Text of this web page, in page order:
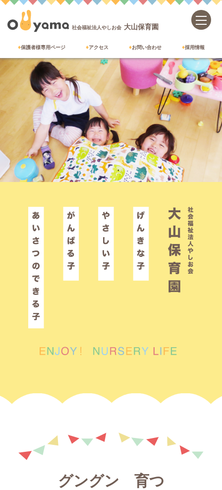
社会福祉法人やしお会 大山保育園
保護者様専用ページ アクセス お問い合わせ 採用情報
グングン 育つ